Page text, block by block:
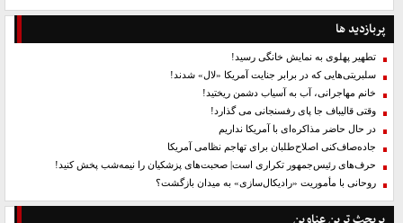
پربازدید ها
تطهیر پهلوی به نمایش خانگی رسید!
سلبریتی‌هایی که در برابر جنایت آمریکا «لال» شدند!
خانم مهاجرانی، آب به آسیاب دشمن ریختید!
وقتی قالیباف جا پای رفسنجانی می گذارد!
در حال حاضر مذاکره‌ای با آمریکا نداریم
جاده‌صاف‌کنی اصلاح‌طلبان برای تهاجم نظامی آمریکا
حرف‌های رئیس‌جمهور تکراری است| صحبت‌های پزشکیان را نیمه‌شب پخش کنید!
روحانی با مأموریت «رادیکال‌سازی» به میدان بازگشت؟